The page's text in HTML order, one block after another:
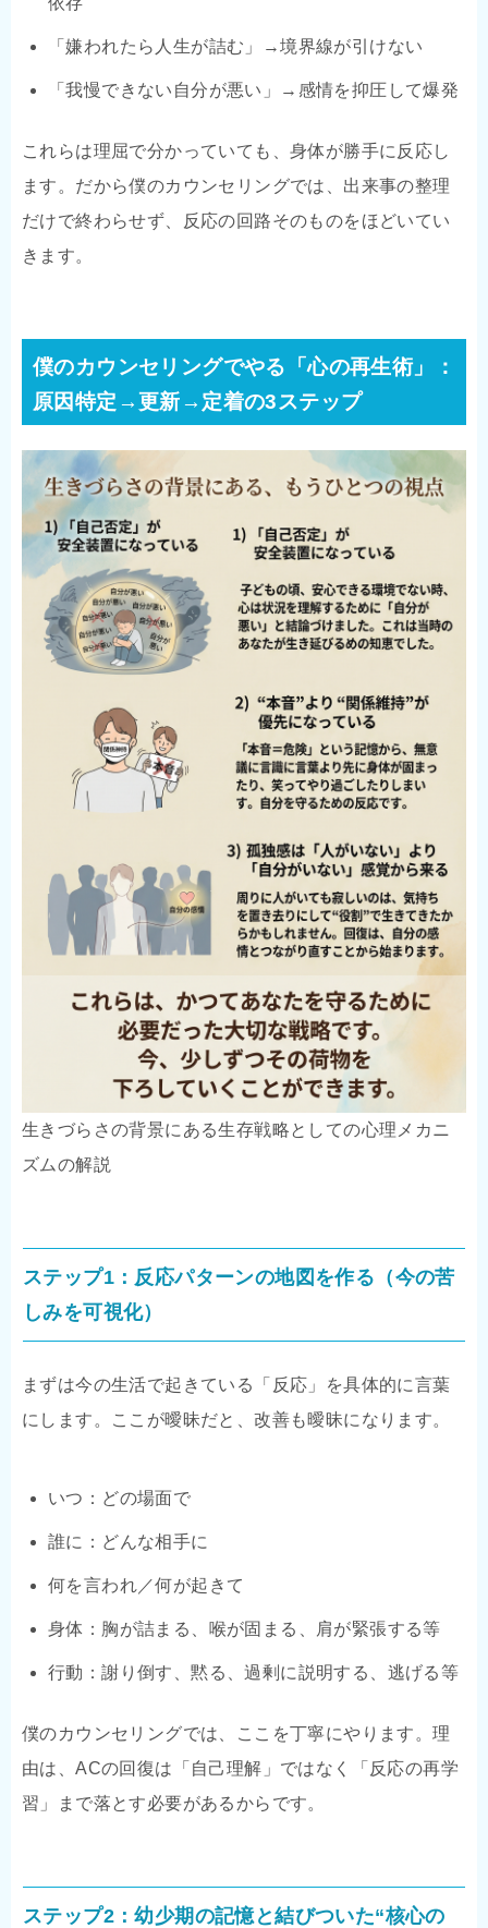
「嫌われたら人生が詰む」→境界線が引けない
「我慢できない自分が悪い」→感情を抑圧して爆発
これらは理屈で分かっていても、身体が勝手に反応し
ます。だから僕のカウンセリングでは、出来事の整理
だけで終わらせず、反応の回路そのものをほどいてい
きます。
僕のカウンセリングでやる「心の再生術」：
原因特定→更新→定着の3ステップ
生きづらさの背景にある生存戦略としての心理メカニ
ズムの解説
ステップ1：反応パターンの地図を作る（今の苦
しみを可視化）
まずは今の生活で起きている「反応」を具体的に言葉
にします。ここが曖昧だと、改善も曖昧になります。
いつ：どの場面で
誰に：どんな相手に
何を言われ／何が起きて
身体：胸が詰まる、喉が固まる、肩が緊張する等
行動：謝り倒す、黙る、過剰に説明する、逃げる等
僕のカウンセリングでは、ここを丁寧にやります。理
由は、ACの回復は「自己理解」ではなく「反応の再学
習」まで落とす必要があるからです。
ステップ2：幼少期の記憶と結びついた“核心の